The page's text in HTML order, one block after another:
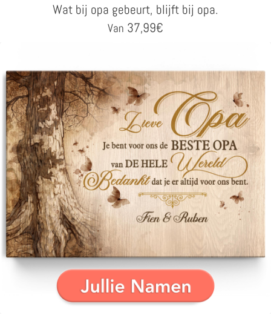
Wat bij opa gebeurt, blijft bij opa.
Van 37,99€